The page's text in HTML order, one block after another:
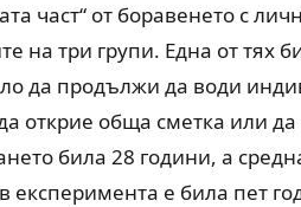
част“ от боравенето с
на три групи. Една от тях
да продължи да води
открие обща сметка или да
била 28 години, а
е била пет